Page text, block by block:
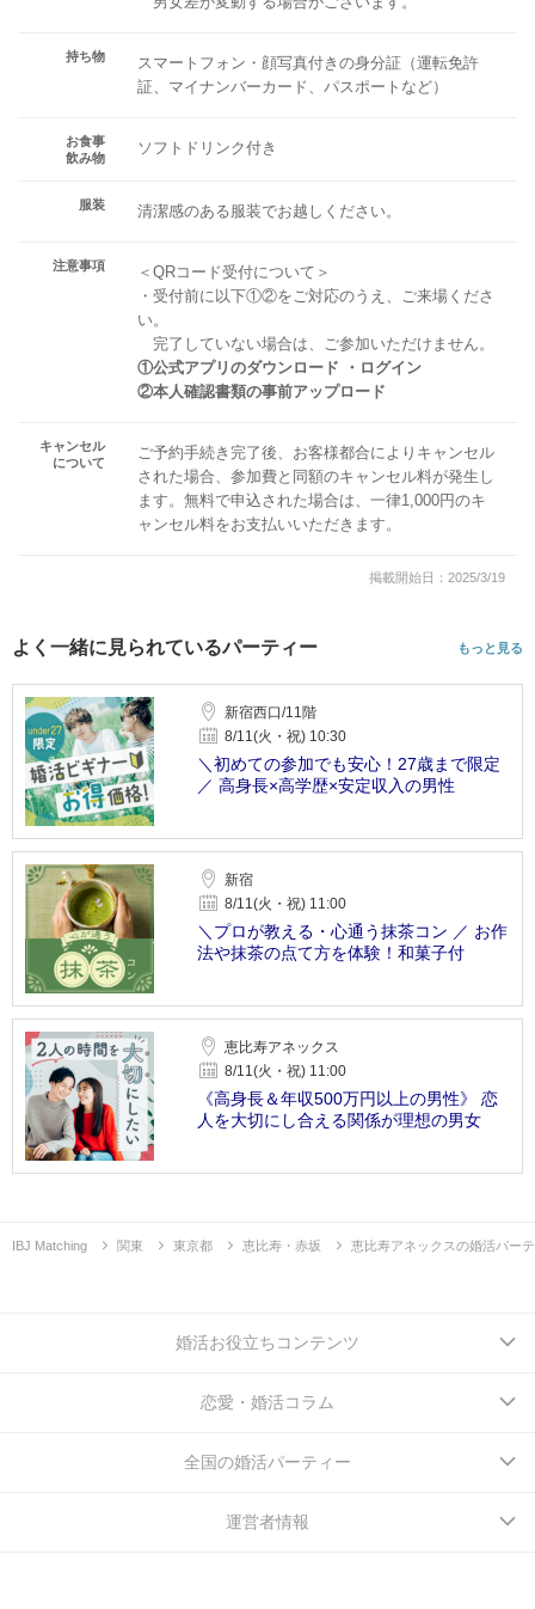
持ち物
スマートフォン・顔写真付きの身分証（運転免許
証、マイナンバーカード、パスポートなど）
お食事
飲み物
ソフトドリンク付き
服装 清潔感のある服装でお越しください。
注意事項
＜QRコード受付について＞
・受付前に以下①②をご対応のうえ、ご来場くださ
い。
完了していない場合は、ご参加いただけません。
①公式アプリのダウンロード ・ログイン
②本人確認書類の事前アップロード
キャンセル
について
ご予約手続き完了後、お客様都合によりキャンセル
された場合、参加費と同額のキャンセル料が発生し
ます。無料で申込された場合は、一律1,000円のキ
ャンセル料をお支払いいただきます。
掲載開始日：2025/3/19
よく一緒に見られているパーティー もっと見る
新宿西口/11階
8/11(火・祝) 10:30
＼初めての参加でも安心！27歳まで限定
／ 高身長×高学歴×安定収入の男性
新宿
8/11(火・祝) 11:00
＼プロが教える・心通う抹茶コン ／ お作
法や抹茶の点て方を体験！和菓子付
恵比寿アネックス
8/11(火・祝) 11:00
《高身長＆年収500万円以上の男性》 恋
人を大切にし合える関係が理想の男女
IBJ Matching 関東 東京都 恵比寿・赤坂 恵比寿アネックスの婚活パー
婚活お役立ちコンテンツ
恋愛・婚活コラム
全国の婚活パーティー
運営者情報